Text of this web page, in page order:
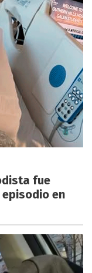
fue
en